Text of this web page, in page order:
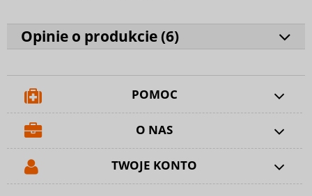
Opinie o produkcie (6)
POMOC
O NAS
TWOJE KONTO